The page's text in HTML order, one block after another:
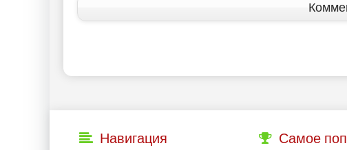
Навигация Самое